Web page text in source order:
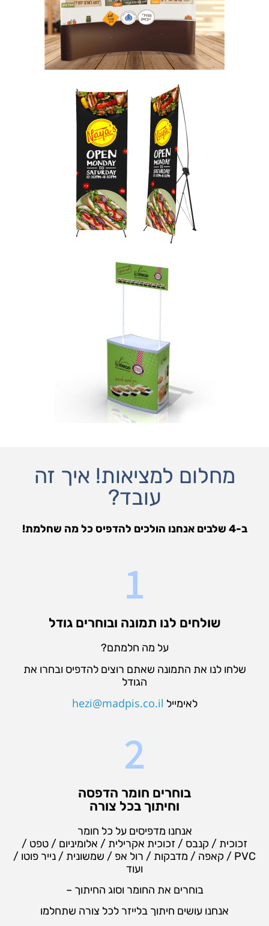
מחלום למציאות! איך זה
עובד?
ב-4 שלבים אנחנו הולכים להדפיס כל מה שחלמת!
1
שולחים לנו תמונה ובוחרים גודל
על מה חלמתם?
שלחו לנו את התמונה שאתם רוצים להדפיס ובחרו את
הגודל
לאימייל hezi@madpis.co.il
2
בוחרים חומר הדפסה
וחיתוך בכל צורה
אנחנו מדפיסים על כל חומר
זכוכית / קנבס / זכוכית אקרילית / אלומיניום / טפט /
PVC / קאפה / מדבקות / רול אפ / שמשונית / נייר פוטו /
ועוד
בוחרים את החומר וסוג החיתוך –
אנחנו עושים חיתוך בלייזר לכל צורה שתחלמו